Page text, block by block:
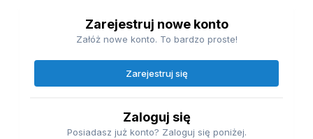
Zarejestruj nowe konto
Załóż nowe konto. To bardzo proste!
Zarejestruj się
Zaloguj się
Posiadasz już konto? Zaloguj się poniżej.